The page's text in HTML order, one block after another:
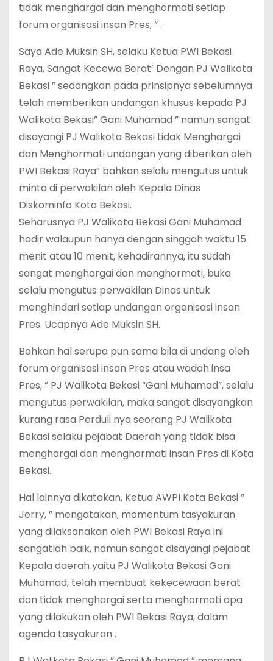
tidak menghargai dan menghormati setiap
forum organisasi insan Pres, ” .
Saya Ade Muksin SH, selaku Ketua PWI Bekasi
Raya, Sangat Kecewa Berat’ Dengan PJ Walikota
Bekasi ” sedangkan pada prinsipnya sebelumnya
telah memberikan undangan khusus kepada PJ
Walikota Bekasi” Gani Muhamad ” namun sangat
disayangi PJ Walikota Bekasi tidak Menghargai
dan Menghormati undangan yang diberikan oleh
PWI Bekasi Raya” bahkan selalu mengutus untuk
minta di perwakilan oleh Kepala Dinas
Diskominfo Kota Bekasi.
Seharusnya PJ Walikota Bekasi Gani Muhamad
hadir walaupun hanya dengan singgah waktu 15
menit atau 10 menit, kehadirannya, itu sudah
sangat menghargai dan menghormati, buka
selalu mengutus perwakilan Dinas untuk
menghindari setiap undangan organisasi insan
Pres. Ucapnya Ade Muksin SH.
Bahkan hal serupa pun sama bila di undang oleh
forum organisasi insan Pres atau wadah insa
Pres, ” PJ Walikota Bekasi “Gani Muhamad”, selalu
mengutus perwakilan, maka sangat disayangkan
kurang rasa Perduli nya seorang PJ Walikota
Bekasi selaku pejabat Daerah yang tidak bisa
menghargai dan menghormati insan Pres di Kota
Bekasi.
Hal lainnya dikatakan, Ketua AWPI Kota Bekasi ”
Jerry, ” mengatakan, momentum tasyakuran
yang dilaksanakan oleh PWI Bekasi Raya ini
sangatlah baik, namun sangat disayangi pejabat
Kepala daerah yaitu PJ Walikota Bekasi Gani
Muhamad, telah membuat kekecewaan berat
dan tidak menghargai serta menghormati apa
yang dilakukan oleh PWI Bekasi Raya, dalam
agenda tasyakuran .